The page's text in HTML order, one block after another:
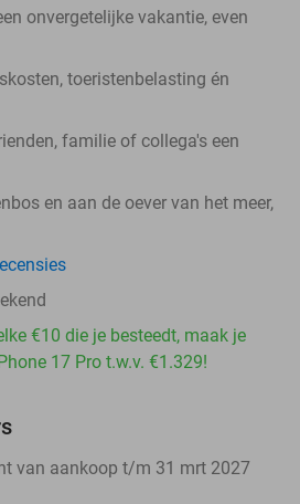
onvergetelijke vakantie, even
toeristenbelasting én
familie of collega's een
en aan de oever van het meer,
€10 die je besteedt, maak je
17 Pro t.w.v. €1.329!
van aankoop t/m 31 mrt 2027